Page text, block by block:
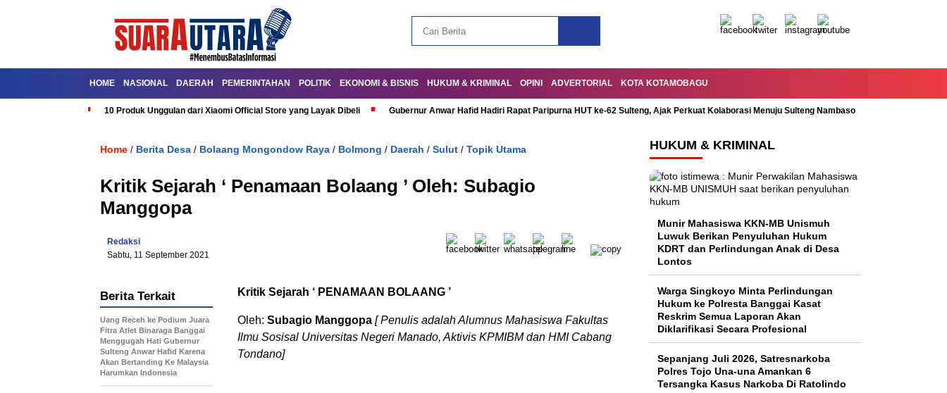
HOME NASIONAL DAERAH PEMERINTAHAN POLITIK EKONOMI & BISNIS HUKUM & KRIMINAL OPINI ADVERTORIAL KOTA KOTAMOBAGU
10 Produk Unggulan dari Xiaomi Official Store yang Layak Dibeli Gubernur Anwar Hafid Hadiri Rapat Paripurna HUT ke-62 Sulteng, Ajak Perkuat Kolaborasi Menuju Sulteng Nambaso
Home / Berita Desa / Bolaang Mongondow Raya / Bolmong / Daerah / Sulut / Topik Utama
Kritik Sejarah ‘ Penamaan Bolaang ’ Oleh: Subagio
Manggopa
Redaksi
Sabtu, 11 September 2021
Kritik Sejarah ‘ PENAMAAN BOLAANG ’
Oleh: Subagio Manggopa [ Penulis adalah Alumnus Mahasiswa Fakultas
Ilmu Sosisal Universitas Negeri Manado, Aktivis KPMIBM dan HMI Cabang
Tondano]
Berita Terkait
Uang Receh ke Podium Juara
Fitra Atlet Binaraga Banggai
Menggugah Hati Gubernur
Sulteng Anwar Hafid Karena
Akan Bertanding Ke Malaysia
Harumkan Indonesia
HUKUM & KRIMINAL
Munir Mahasiswa KKN-MB Unismuh
Luwuk Berikan Penyuluhan Hukum
KDRT dan Perlindungan Anak di Desa
Lontos
Warga Singkoyo Minta Perlindungan
Hukum ke Polresta Banggai Kasat
Reskrim Semua Laporan Akan
Diklarifikasi Secara Profesional
Sepanjang Juli 2026, Satresnarkoba
Polres Tojo Una-una Amankan 6
Tersangka Kasus Narkoba Di Ratolindo